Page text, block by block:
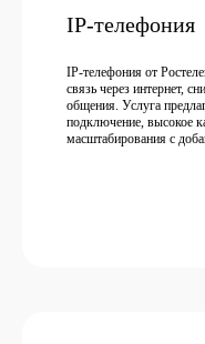
IP-телефония
IP-телефония от
связь через интернет,
общения. Услуга
подключение, высокое
масштабирования с